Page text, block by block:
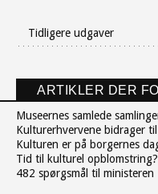
Tidligere udgaver
ARTIKLER DER
Museernes samlede
Kulturerhvervene bidrager
Kulturen er på borgernes
Tid til kulturel opblomstring?
482 spørgsmål til ministeren